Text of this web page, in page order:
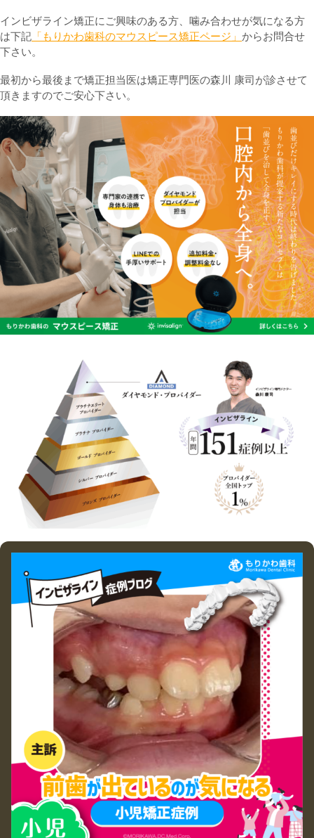
インビザライン矯正にご興味のある方、噛み合わせが気になる方
は下記 「もりかわ歯科のマウスピース矯正ページ」 からお問合せ
下さい。
最初から最後まで矯正担当医は矯正専門医の森川 康司が診させて
頂きますのでご安心下さい。